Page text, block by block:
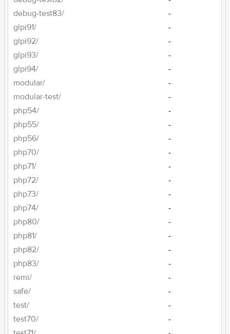
debug-test83/
-
glpi91/
-
glpi92/
-
glpi93/
-
glpi94/
-
modular/
-
modular-test/
-
php54/
-
php55/
-
php56/
-
php70/
-
php71/
-
php72/
-
php73/
-
php74/
-
php80/
-
php81/
-
php82/
-
php83/
-
remi/
-
safe/
-
test/
-
test70/
-